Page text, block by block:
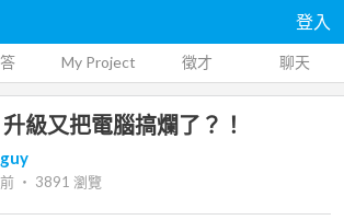
登入
My Project 徵才 聊天
級又把電腦搞爛了？！
‧ 3891 瀏覽